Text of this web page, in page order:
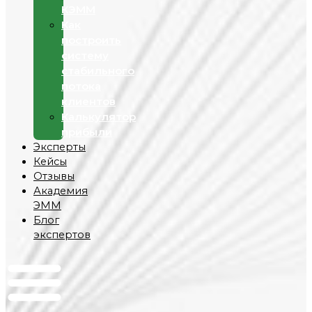
КЭММ
Как
построить
систему
стабильного
потока
клиентов
Калькулятор
прибыли
Эксперты
Кейсы
Отзывы
Академия
ЭММ
Блог
экспертов